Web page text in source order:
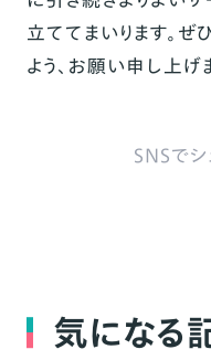
立ててまいります。
よう、お願い申し上げ
SNSで
気になる